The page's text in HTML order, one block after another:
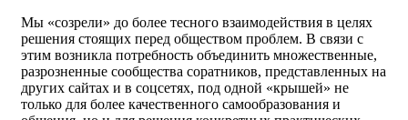
Мы «созрели» до более тесного взаимодействия в целях
решения стоящих перед обществом проблем. В связи с
этим возникла потребность объединить множественные,
разрозненные сообщества соратников, представленных на
других сайтах и в соцсетях, под одной «крышей» не
только для более качественного самообразования и